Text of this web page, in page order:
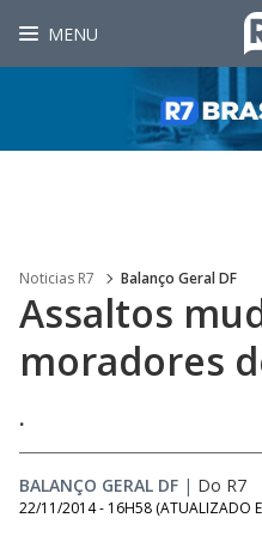
MENU
Noticias R7 Balanço Geral DF
Assaltos
moradores
.
BALANÇO GERAL DF | Do R7
22/11/2014 - 16H58 (ATUALIZADO